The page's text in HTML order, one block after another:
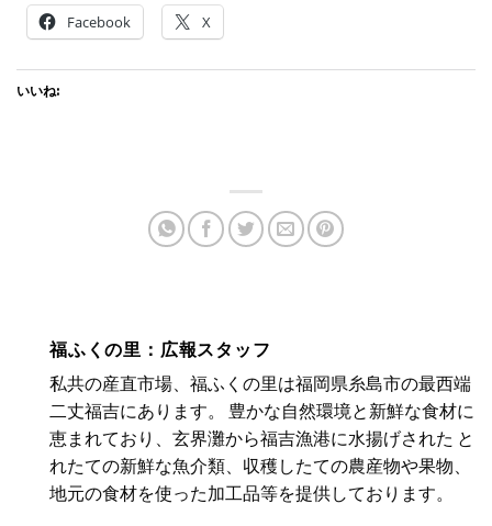
Facebook X
いいね:
福ふくの里：広報スタッフ
私共の産直市場、福ふくの里は福岡県糸島市の最西端
二丈福吉にあります。 豊かな自然環境と新鮮な食材に
恵まれており、玄界灘から福吉漁港に水揚げされた と
れたての新鮮な魚介類、収穫したての農産物や果物、
地元の食材を使った加工品等を提供しております。